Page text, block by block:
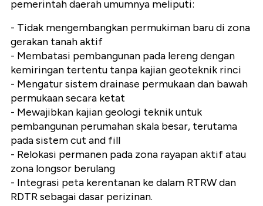
pemerintah daerah umumnya meliputi:
- Tidak mengembangkan permukiman baru di zona
gerakan tanah aktif
- Membatasi pembangunan pada lereng dengan
kemiringan tertentu tanpa kajian geoteknik rinci
- Mengatur sistem drainase permukaan dan bawah
permukaan secara ketat
- Mewajibkan kajian geologi teknik untuk
pembangunan perumahan skala besar, terutama
pada sistem cut and fill
- Relokasi permanen pada zona rayapan aktif atau
zona longsor berulang
- Integrasi peta kerentanan ke dalam RTRW dan
RDTR sebagai dasar perizinan.